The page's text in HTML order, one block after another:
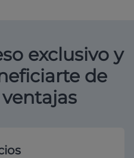
exclusivo y
de